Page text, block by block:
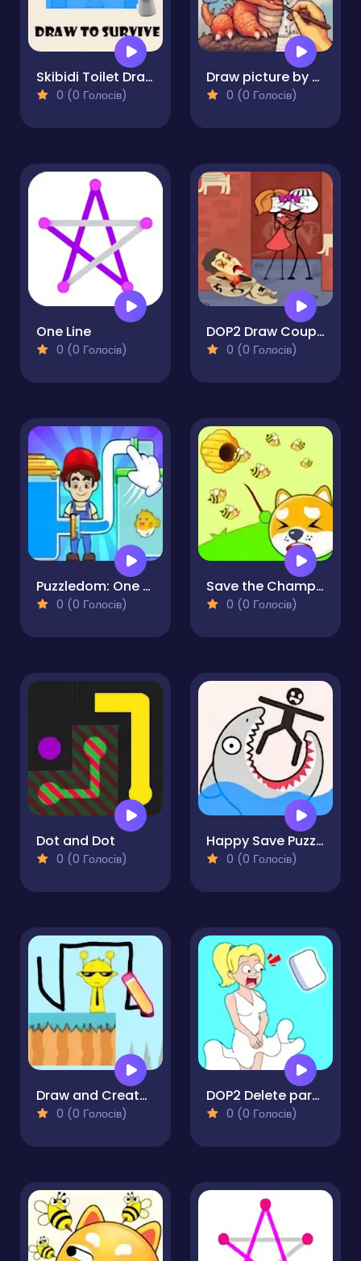
Skibidi Toilet Draw to Survive
0 (0 Голосів)
Draw picture by numbers. Pixel Art.
0 (0 Голосів)
One Line
0 (0 Голосів)
DOP2 Draw Couple
0 (0 Голосів)
Puzzledom: One Line
0 (0 Голосів)
Save the Champions
0 (0 Голосів)
Dot and Dot
0 (0 Голосів)
Happy Save Puzzle
0 (0 Голосів)
Draw and Create Sprunki Road
0 (0 Голосів)
DOP2 Delete part in Love Story
0 (0 Голосів)